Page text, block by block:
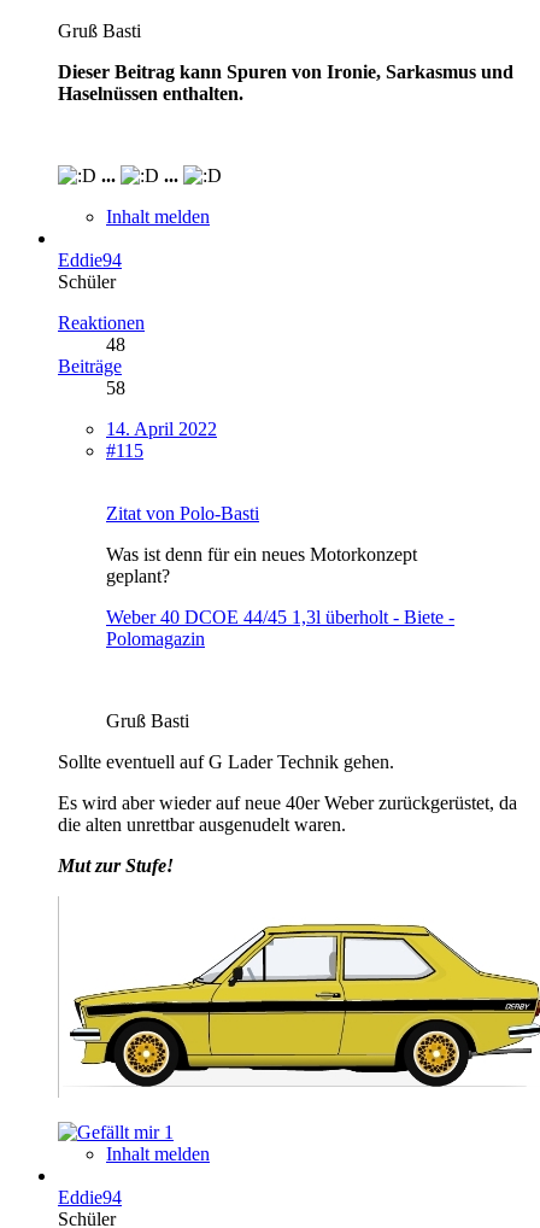
Gruß Basti
Dieser Beitrag kann Spuren von Ironie, Sarkasmus und
Haselnüssen enthalten.
...
...
Inhalt melden
Eddie94
Schüler
Reaktionen
48
Beiträge
58
14. April 2022
#115
Zitat von Polo-Basti
Was ist denn für ein neues Motorkonzept
geplant?
Weber 40 DCOE 44/45 1,3l überholt - Biete -
Polomagazin
Gruß Basti
Sollte eventuell auf G Lader Technik gehen.
Es wird aber wieder auf neue 40er Weber zurückgerüstet, da
die alten unrettbar ausgenudelt waren.
Mut zur Stufe!
1
Inhalt melden
Eddie94
Schüler